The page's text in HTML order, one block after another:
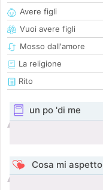
Avere figli
Vuoi avere figli
Mosso dall'amore
La religione
Rito
un po 'di me
Cosa mi